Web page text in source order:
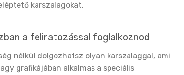
karszalagokat.
a feliratozással foglalkoznod
nélkül dolgozhatsz olyan karszalaggal, ami
grafikájában alkalmas a speciális